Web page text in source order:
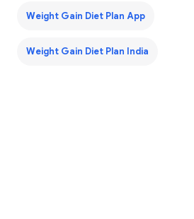
Weight Gain Diet Plan App
Weight Gain Diet Plan India